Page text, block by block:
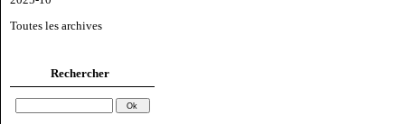
Toutes les archives
Rechercher